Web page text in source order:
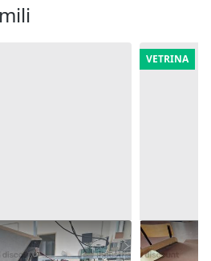
Molina
VETRINA